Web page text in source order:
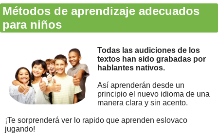
Métodos de aprendizaje adecuados
para niños
Todas las audiciones de los
textos han sido grabadas por
hablantes nativos.
Así aprenderán desde un
principio el nuevo idioma de una
manera clara y sin acento.
¡Te sorprenderá ver lo rapido que aprenden eslovaco
jugando!